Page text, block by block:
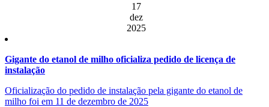
17
dez
2025
Gigante do etanol de milho oficializa pedido de licença de
instalação
Oficialização do pedido de instalação pela gigante do etanol de
milho foi em 11 de dezembro de 2025